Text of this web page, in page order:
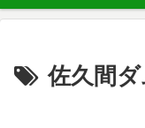
佐久間